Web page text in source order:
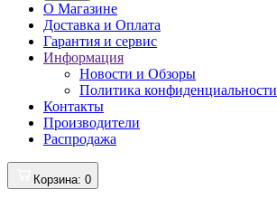
О Магазине
Доставка и Оплата
Гарантия и сервис
Информация
Новости и Обзоры
Политика конфиденциальности
Контакты
Производители
Распродажа
Корзина: 0